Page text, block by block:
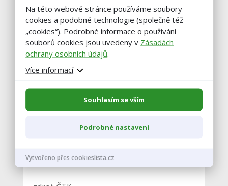
západních Čech Petr Leber.
Výkupní ceny rostlinných komodit jsou
podle agrární komory slušné.
ale rostou výrobní náklady
300 procent,“ řekl Kazda. Chovatelům
hospodářských zvířat sezatím nedaří
promítat skokový růst nákladů,
zboží, uvedla Šťastná.
Na této webové stránce používáme soubory
cookies a podobné technologie (společně též
„cookies“). Podrobné informace o používání
souborů cookies jsou uvedeny v Zásadách
ochrany osobních údajů.
Více informací
Souhlasím se vším
Podrobné nastavení
Vytvořeno přes cookieslista.cz